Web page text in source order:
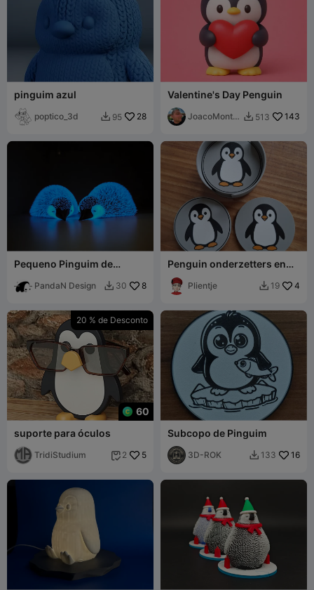
pinguim azul
poptico_3d  95 28
Valentine's Day Penguin
JoacoMonta
 513 143
Pequeno Pinguim de
PandaN Design  30 8
Penguin onderzetters en
houder / Penguin coasters
and holder
Plientje  19 4
20 % de Desconto
60
suporte para óculos
TridiStudium  2 5
Subcopo de Pinguim
3D-ROK  133 16